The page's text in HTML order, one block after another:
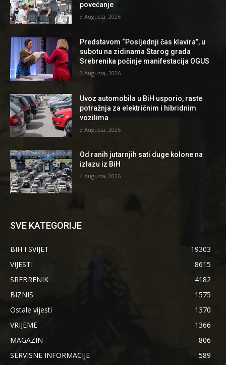
povećanje
3 Augusta, 2026
Predstavom “Posljednji čas klavira”, u
subotu na zidinama Starog grada
Srebrenika počinje manifestacija OGUS
3 Augusta, 2026
Uvoz automobila u BiH usporio, raste
potražnja za električnim i hibridnim
vozilima
3 Augusta, 2026
Od ranih jutarnjih sati duge kolone na
izlazu iz BiH
4 Augusta, 2026
SVE KATEGORIJE
BIH I SVIJET
19303
VIJESTI
8615
SREBRENIK
4182
BIZNIS
1575
Ostale vijesti
1370
VRIJEME
1366
MAGAZIN
806
SERVISNE INFORMACIJE
589